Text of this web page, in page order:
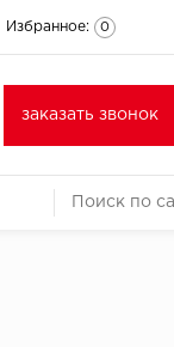
Избранное: 0
заказать звонок